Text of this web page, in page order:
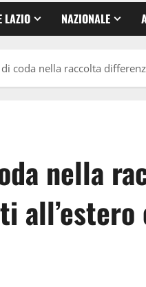
LAZIO NAZIONALE
coda nella raccolta
nella